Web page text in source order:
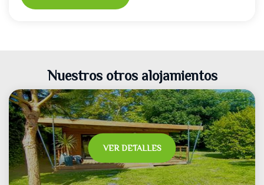
Nuestros otros alojamientos
VER DETALLES